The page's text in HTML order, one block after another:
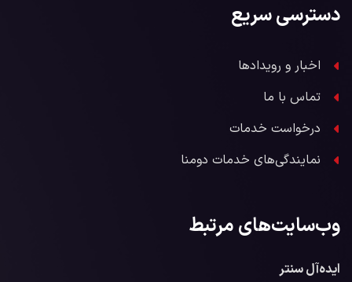
دسترسی سریع
اخبار و رویدادها
تماس با ما
درخواست خدمات
نمایندگی‌های خدمات دومنا
وب‌سایت‌های مرتبط
ایده‌آل سنتر